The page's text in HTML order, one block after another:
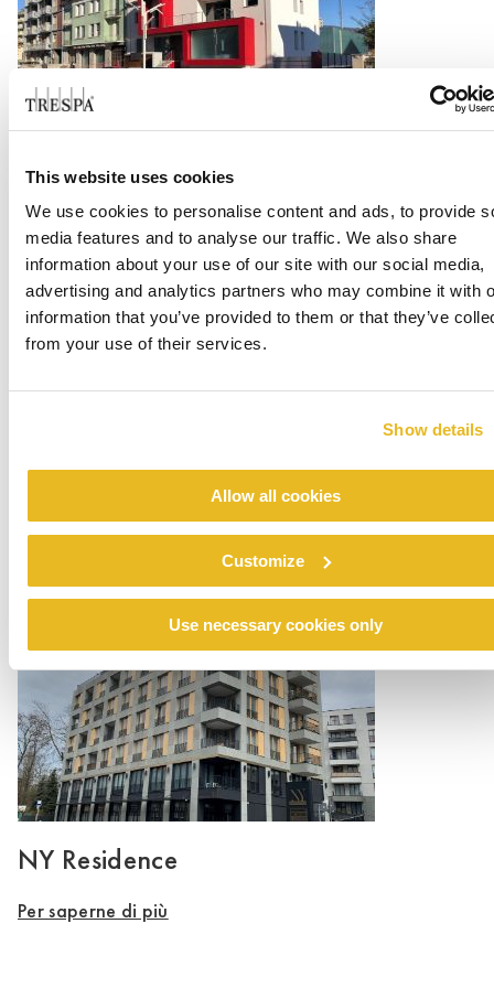
This website uses cookies
We use cookies to personalise content and ads, to provide
media features and to analyse our traffic. We also share
information about your use of our site with our social media,
advertising and analytics partners who may combine it with
information that you’ve provided to them or that they’ve
from your use of their services.
Show details
Allow all cookies
Customize
Use necessary cookies only
Cappellificio Guerra 1855
Per saperne di più
Private House Lauer
NY Residence
Per saperne di più